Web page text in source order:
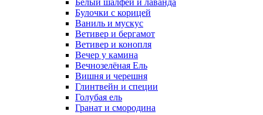
Белый шалфей и лаванда
Булочки с корицей
Ваниль и мускус
Ветивер и бергамот
Ветивер и конопля
Вечер у камина
Вечнозелёная Ель
Вишня и черешня
Глинтвейн и специи
Голубая ель
Гранат и смородина